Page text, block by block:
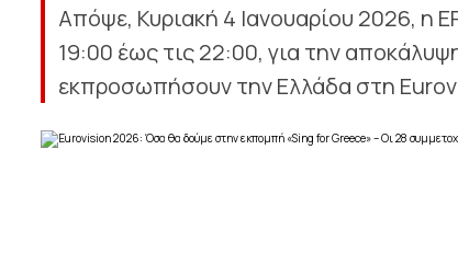
Απόψε, Κυριακή 4 Ιανουαρίου 2026, η
19:00 έως τις 22:00, για την
εκπροσωπήσουν την Ελλάδα στη